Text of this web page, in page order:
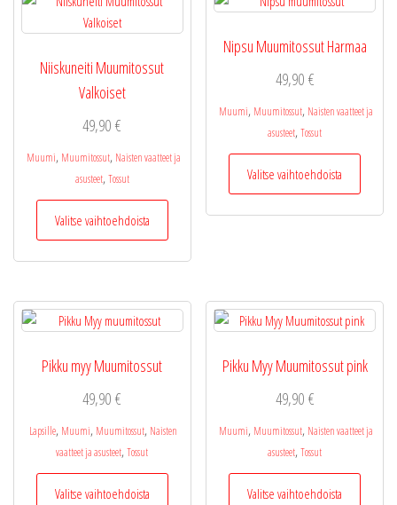
valinnat
tehdä
Niiskuneiti Muumitossut
Valkoiset
49,90€
Muumi, Muumitossut, Naisten vaatteet ja
asusteet, Tossut
Valitse vaihtoehdoista
Tällä
Voit
tehdä
Nipsu Muumitossut Harmaa
49,90 €
Muumi, Muumitossut, Naisten vaatteet ja
asusteet, Tossut
Valitse vaihtoehdoista
Tällä
valinnat
Pikku myy Muumitossut
49,90€
Lapsille, Muumi, Muumitossut, Naisten
vaatteet ja asusteet, Tossut
Valitse vaihtoehdoista
Tällä
Pikku Myy Muumitossut pink
49,90 €
Muumi, Muumitossut, Naisten vaatteet ja
asusteet, Tossut
Valitse vaihtoehdoista
Tällä